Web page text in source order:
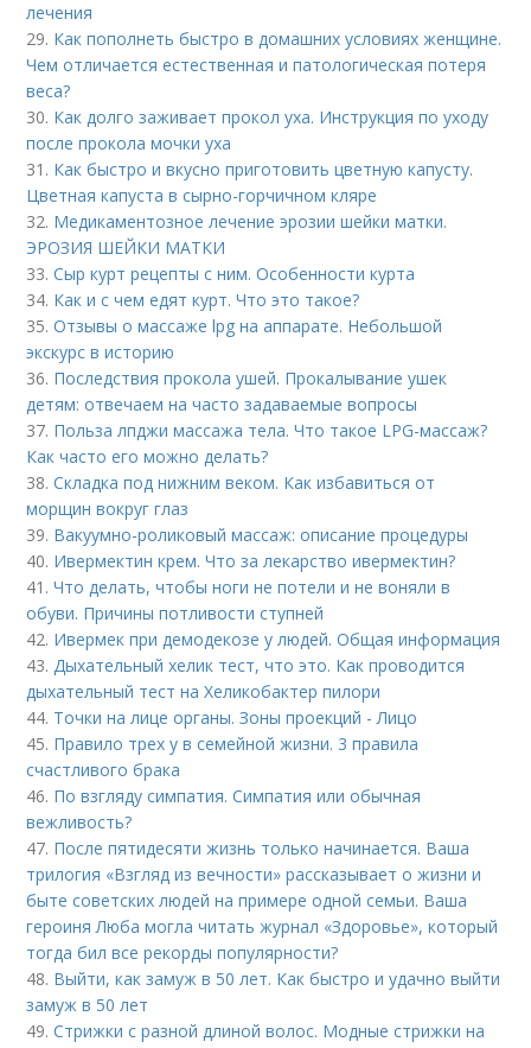
лечения
29. Как пополнеть быстро в домашних условиях женщине.
Чем отличается естественная и патологическая потеря
веса?
30. Как долго заживает прокол уха. Инструкция по уходу
после прокола мочки уха
31. Как быстро и вкусно приготовить цветную капусту.
Цветная капуста в сырно-горчичном кляре
32. Медикаментозное лечение эрозии шейки матки.
ЭРОЗИЯ ШЕЙКИ МАТКИ
33.Сыр курт рецепты с ним. Особенности курта
34. Как и с чем едят курт. Что это такое?
35.Отзывы о массаже lpg на аппарате. Небольшой
экскурс в историю
36. Последствия прокола ушей. Прокалывание ушек
детям: отвечаем на часто задаваемые вопросы
37. Польза лпджи массажа тела. Что такое LPG-массаж?
Как часто его можно делать?
38.Складка под нижним веком. Как избавиться от
морщин вокруг глаз
39. Вакуумно-роликовый массаж: описание процедуры
40. Ивермектин крем. Что за лекарство ивермектин?
41.Что делать, чтобы ноги не потели и не воняли в
обуви. Причины потливости ступней
42. Ивермек при демодекозе у людей. Общая информация
43.Дыхательный хелик тест, что это. Как проводится
дыхательный тест на Хеликобактер пилори
44. Точки на лице органы. Зоны проекций - Лицо
45. Правило трех у в семейной жизни. 3 правила
счастливого брака
46. По взгляду симпатия. Симпатия или обычная
вежливость?
47. После пятидесяти жизнь только начинается. Ваша
трилогия «Взгляд из вечности» рассказывает о жизни и
быте советских людей на примере одной семьи. Ваша
героиня Люба могла читать журнал «Здоровье», который
тогда бил все рекорды популярности?
48. Выйти, как замуж в 50 лет. Как быстро и удачно выйти
замуж в 50 лет
49.Стрижки с разной длиной волос. Модные стрижки на